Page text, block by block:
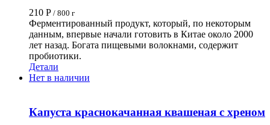
210 Р / 800 г
Ферментированный продукт, который, по некоторым
данным, впервые начали готовить в Китае около 2000
лет назад. Богата пищевыми волокнами, содержит
пробиотики.
Детали
Нет в наличии
Капуста краснокачанная квашеная с хреном